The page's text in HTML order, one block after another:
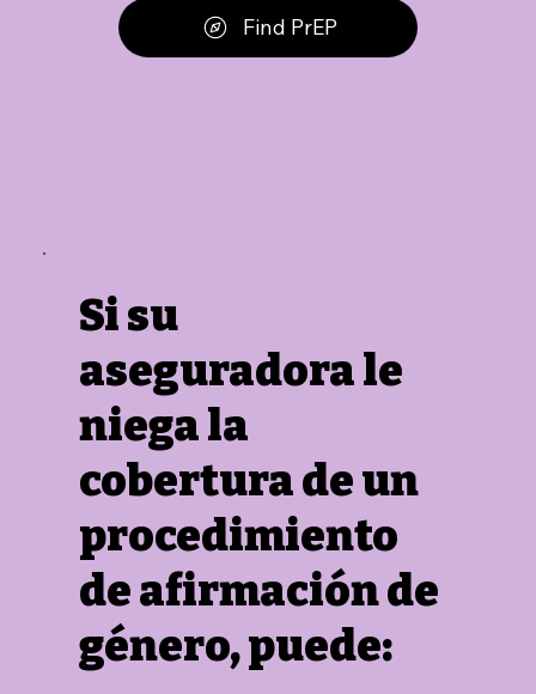
Find PrEP
Si su
aseguradora le
niega la
cobertura de un
procedimiento
de afirmación de
género, puede: